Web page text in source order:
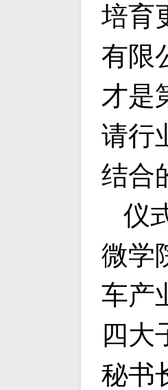
培育
有限
才是
请行
结合
仪
微学
车产
四大
秘书